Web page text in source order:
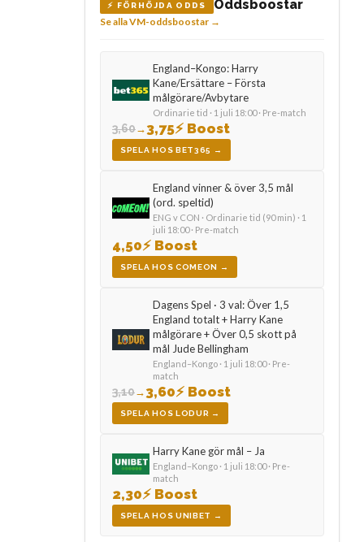
⚡ FÖRHÖJDA ODDS Oddsboostar
Se alla VM-oddsboostar →
England–Kongo: Harry
Kane/Ersättare – Första
målgörare/Avbytare
Ordinarie tid · 1 juli 18:00 · Pre-match
3,60→3,75⚡ Boost
SPELA HOS BET365 →
England vinner & över 3,5 mål
(ord. speltid)
ENG v CON · Ordinarie tid (90 min) · 1
juli 18:00 · Pre-match
4,50⚡ Boost
SPELA HOS COMEON →
Dagens Spel · 3 val: Över 1,5
England totalt + Harry Kane
målgörare + Över 0,5 skott på
mål Jude Bellingham
England–Kongo · 1 juli 18:00 · Pre-
match
3,10→3,60⚡ Boost
SPELA HOS LODUR →
Harry Kane gör mål – Ja
England–Kongo · 1 juli 18:00 · Pre-
match
2,30⚡ Boost
SPELA HOS UNIBET →